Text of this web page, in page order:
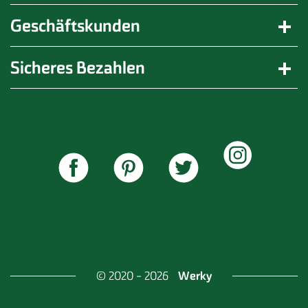
Arbeitsalltages und bei besonderen Problemlagen.
Geschäftskunden
Sicheres Bezahlen
© 2020 - 2026 Werky